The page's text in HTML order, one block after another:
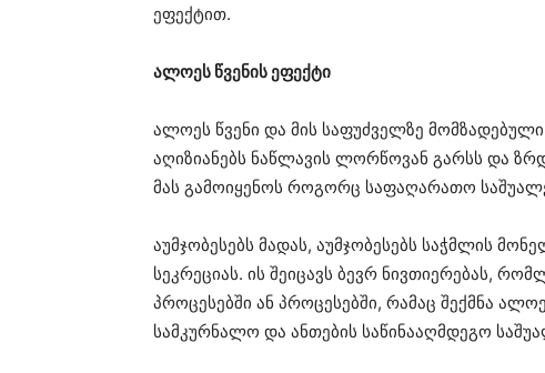
ეფექტით.
ალოეს წვენის ეფექტი
ალოეს წვენი და მის საფუძველზე
აღიზიანებს ნაწლავის ლორწოვან გარსს და
მას გამოიყენოს როგორც საფაღარათო
აუმჯობესებს მადას, აუმჯობესებს საჭმლის
სეკრეციას. ის შეიცავს ბევრ ნივთიერებას,
პროცესებში ან პროცესებში, რამაც შექმნა
სამკურნალო და ანთების საწინააღმდეგო